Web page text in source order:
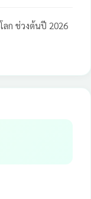
ลก ช่วงต้นปี 2026